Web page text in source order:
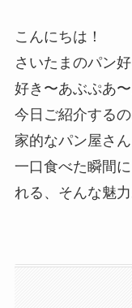
こんにちは！
さいたまのパン
好き〜あぶぷあ〜
今日ご紹介する
家的なパン屋さん
一口食べた瞬間
れる、そんな魅